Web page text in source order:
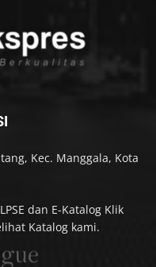
Kec. Manggala, Kota
dan E-Katalog Klik
Katalog kami.